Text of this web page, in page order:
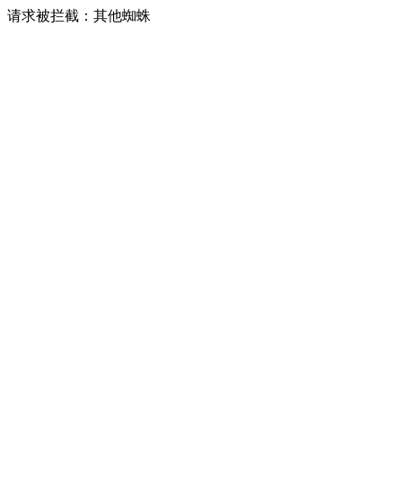
请求被拦截：其他蜘蛛